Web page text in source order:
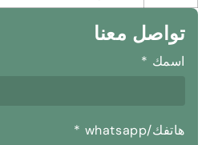
تواصل معنا
اسمك *
هاتفك/whatsapp *